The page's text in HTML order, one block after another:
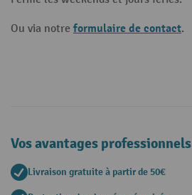
Ou via notre formulaire de contact.
Vos avantages professionnels
Livraison gratuite à partir de 50€